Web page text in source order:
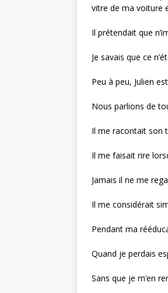
vitre de ma voiture
Il prétendait que
Je savais que ce
Peu à peu, Julien
Nous parlions de
Il me racontait son
Il me faisait rire
Jamais il ne me
Il me considérait
Pendant ma
Quand je perdais
Sans que je m’en